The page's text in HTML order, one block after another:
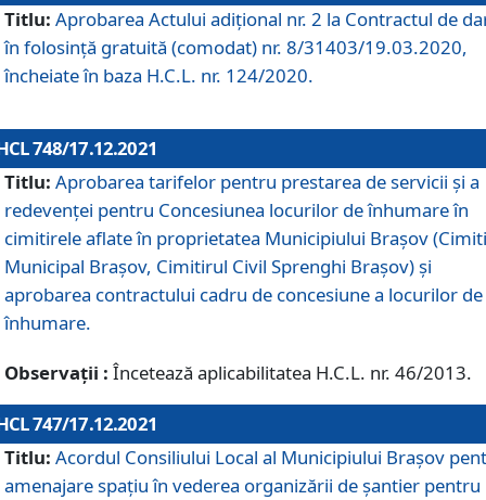
Titlu: Aprobarea Actului adițional nr. 2 la Contractul de
în folosință gratuită (comodat) nr. 8/31403/19.03.2020,
încheiate în baza H.C.L. nr. 124/2020.
748/17.12.2021
Titlu: Aprobarea tarifelor pentru prestarea de servicii şi a
redevenţei pentru Concesiunea locurilor de înhumare în
cimitirele aflate în proprietatea Municipiului Braşov
Municipal Braşov, Cimitirul Civil Sprenghi Braşov) şi
aprobarea contractului cadru de concesiune a locurilor de
înhumare.
Observații : Încetează aplicabilitatea H.C.L. nr. 46/2013.
747/17.12.2021
Titlu: Acordul Consiliului Local al Municipiului Braşov
amenajare spațiu în vederea organizării de șantier pentru